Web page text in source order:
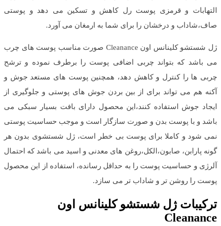
التهابات و قرمزی پوست رل کاهش و تسکین می دهد و پوستی
صاف،شاداب و درخشان را برای شما به ارمغان می آورد.
ژل شستشو کلینانس اون Cleanance صورت مناسب پوست های چرب
می باشد که بتواند چربی اضافی پوست را برطرف نموده و ترشح
چربی ها را کنترل و کاهش دهد، همچنین پوست های مستعد جوش و
آکنه هم می تواند برای از بین بردن جوش های پوستی و جلوگیری از
ایجاد جوش استفاده کنند،این محصول دارای بافت بسیار سبکی می
باشد و با پوست بدن و صورت سازگار است و موجب حساسیت پوستی
نمی شود و کاملا برای پوست بی خطر است، ژل شستشوی بدون هر
گونه پارابن، صابون،الکل،روغن های معدنی و اسید می باشد که احتمال
آلرژی و حساسیت پوست را به حداقل رسانده، استفاده از این محصول
پوست را روشن تر و شاداب تر می سازد.
ترکیبات ژل شستشو کلینانس اون
Cleanance